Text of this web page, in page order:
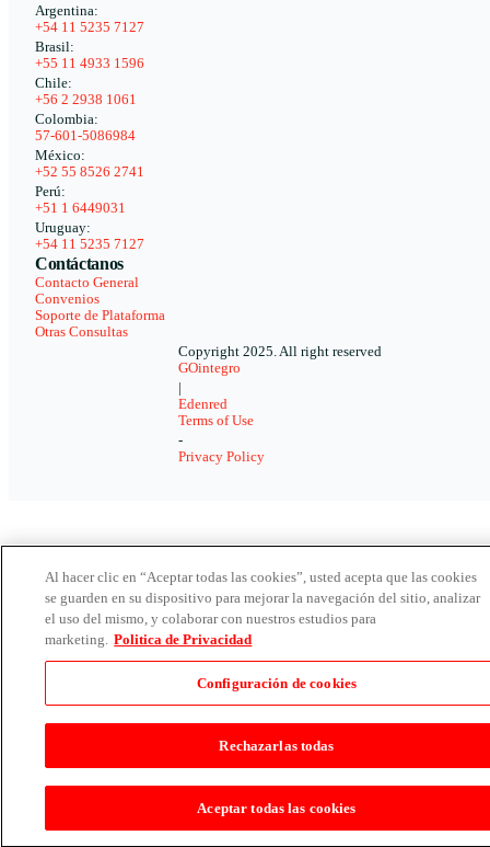
Argentina:
+54 11 5235 7127
Brasil:
+55 11 4933 1596
Chile:
+56 2 2938 1061
Colombia:
57-601-5086984
México:
+52 55 8526 2741
Perú:
+51 1 6449031
Uruguay:
+54 11 5235 7127
Contáctanos
Contacto General
Convenios
Soporte de Plataforma
Otras Consultas
Copyright 2025. All right reserved
GOintegro
Edenred
Terms of Use
-
Privacy Policy
Al hacer clic en “Aceptar todas las cookies”, usted acepta que las cookies
se guarden en su dispositivo para mejorar la navegación del sitio, analizar
el uso del mismo, y colaborar con nuestros estudios para
marketing. Politica de Privacidad
Configuración de cookies
Rechazarlas todas
Aceptar todas las cookies